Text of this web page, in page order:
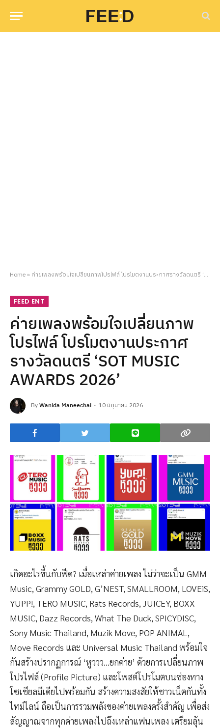
Home» ค่ายเพลงพร้อมใจเปลี่ยนภาพโปรไฟล์ โปรโมตงานประกาศรางวัลดนตรี ‘SOT MUSIC AWARDS 2026’
FEED ENT
ค่ายเพลงพร้อมใจเปลี่ยนภาพ
โปรไฟล์ โปรโมตงานประกาศ
รางวัลดนตรี ‘SOT MUSIC
AWARDS 2026’
ByWanida Maneechai 10 มิถุนายน 2026
เกิดอะไรขึ้นกับฟีด? เมื่อเหล่าค่ายเพลง ไม่ว่าจะเป็น GMM
Music, Grammy GOLD, G’NEST, SMALLROOM, LOVEiS,
YUPP!, TERO MUSIC, Rats Records, JUICEY, BOXX
MUSIC, Dazz Records, What The Duck, SPICYDISC,
Sony Music Thailand, Muzik Move, POP ANIMAL,
Move Records และ Universal Music Thailand พร้อมใจ
กันสร้างปรากฏการณ์ ‘หูววว…ยกค่าย’ ด้วยการเปลี่ยนภาพ
โปรไฟล์ (Profile Picture) และโพสต์โปรโมตบนช่องทาง
โซเชียลมีเดียไปพร้อมกัน สร้างความสงสัยให้ชาวเน็ตกันทั้ง
ไทม์ไลน์ ถือเป็นการรวมพลังของค่ายเพลงครั้งสำคัญ เพื่อส่ง
สัญญาณจากทุกค่ายเพลงไปถึงเหล่าแฟนเพลง เตรียมลุ้น